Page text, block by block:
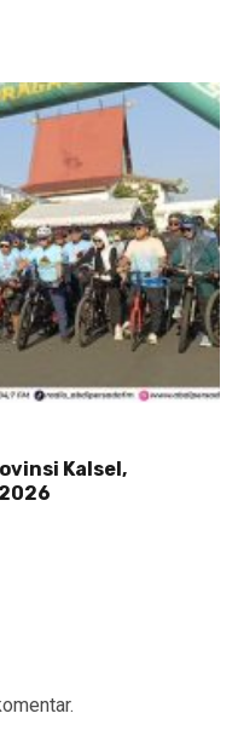
Kalsel,